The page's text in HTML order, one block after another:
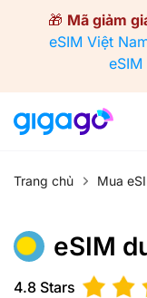
🎁 Mã giảm
eSIM Việt
eSIM
Trang chủ Mua
eSIM
4.8 Stars